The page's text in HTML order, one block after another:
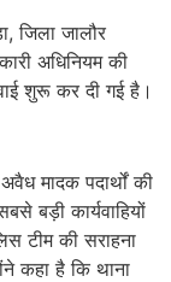
जिला जालौर
अधिनियम की
शुरू कर दी गई है।
मादक पदार्थों की
बड़ी कार्यवाहियों
टीम की सराहना
कहा है कि थाना